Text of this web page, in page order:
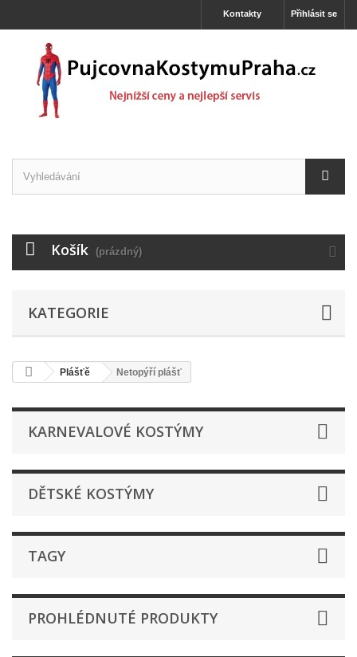
Přihlásit se
Kontakty
Košík (prázdný)
KATEGORIE
Plášťě Netopýří plášť
KARNEVALOVÉ KOSTÝMY
DĚTSKÉ KOSTÝMY
TAGY
PROHLÉDNUTÉ PRODUKTY